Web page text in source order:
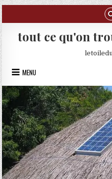
Skip to content
tout ce qu'on
MENU